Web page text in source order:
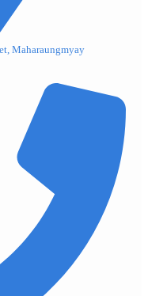
Maharaungmyay